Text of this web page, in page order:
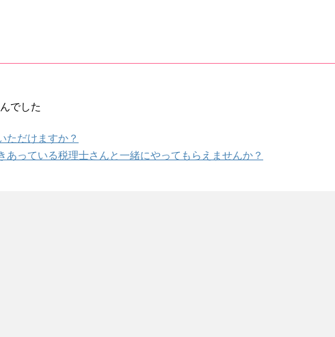
でした
ただけますか？
あっている税理士さんと一緒にやってもらえませんか？